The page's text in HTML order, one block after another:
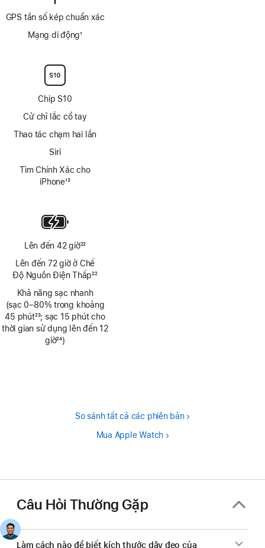
GPS tần số kép chuẩn xác
Mạng di động1
Chip S10
Cử chỉ lắc cổ tay
Thao tác chạm hai lần
Siri
Tìm Chính Xác cho
iPhone13
Lên đến 42 giờ
Chú
thích
22
Lên đến 72 giờ ở Chế
Độ Nguồn Điện Thấp
Chú
thích
22
Khả năng sạc nhanh
(sạc 0–80% trong khoảng
45 phút
Chú
23; sạc 15 phút cho
thời gian sử dụng lên đến 12
giờ24)
So sánh tất cả các phiên bản
Mua Apple Watch
Câu Hỏi Thường Gặp
Làm cách nào để biết kích thước dây đeo của